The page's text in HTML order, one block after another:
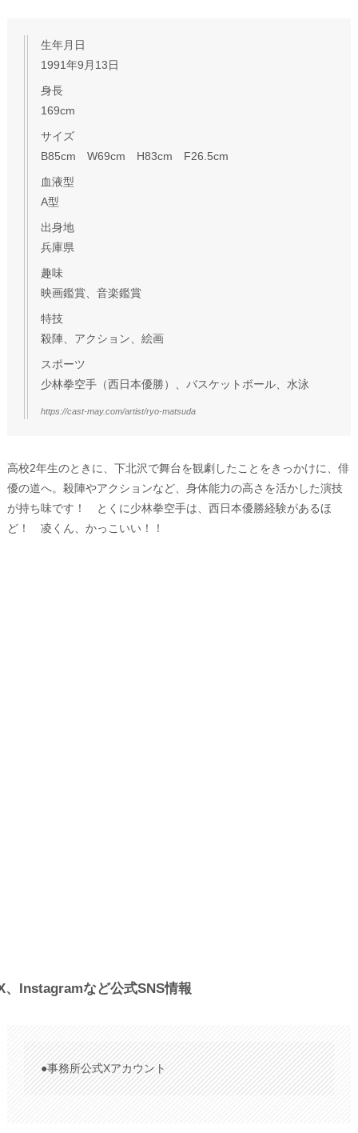
生年月日
1991年9月13日
身長
169cm
サイズ
B85cm W69cm H83cm F26.5cm
血液型
A型
出身地
兵庫県
趣味
映画鑑賞、音楽鑑賞
特技
殺陣、アクション、絵画
スポーツ
少林拳空手（西日本優勝）、バスケットボール、水泳
https://cast-may.com/artist/ryo-matsuda
高校2年生のときに、下北沢で舞台を観劇したことをきっかけに、俳
優の道へ。殺陣やアクションなど、身体能力の高さを活かした演技
が持ち味です！ とくに少林拳空手は、西日本優勝経験があるほ
ど！ 凌くん、かっこいい！！
、Instagramなど公式SNS情報
●事務所公式Xアカウント